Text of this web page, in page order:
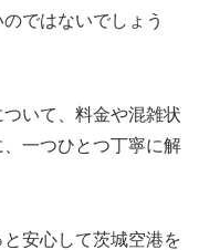
ではないでしょう
いて、料金や混雑状
一つひとつ丁寧に解
安心して茨城空港を